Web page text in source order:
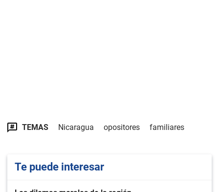
TEMAS Nicaragua opositores familiares
Te puede interesar